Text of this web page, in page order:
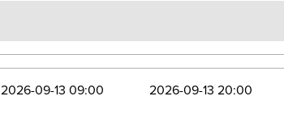
2026-09-13 09:00 2026-09-13 20:00